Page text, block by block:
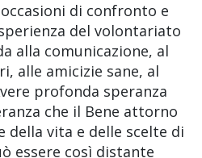
di confronto e
del volontariato
alla comunicazione, al
alle amicizie sane, al
profonda speranza
che il Bene attorno
della vita e delle scelte di
essere così distante